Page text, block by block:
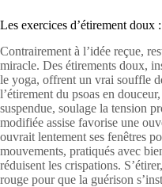
Les exercices d’étirement doux
Contrairement à l’idée reçue,
miracle. Des étirements doux,
le yoga, offrent un vrai souffle
l’étirement du psoas en
suspendue, soulage la tension
modifiée assise favorise une
ouvrait lentement ses fenêtres
mouvements, pratiqués avec
réduisent les crispations.
rouge pour que la guérison